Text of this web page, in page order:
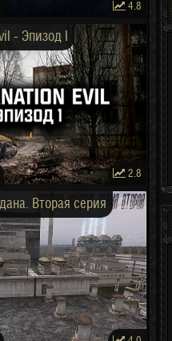
4.8
- Эпизод I
2.8
Вторая серия